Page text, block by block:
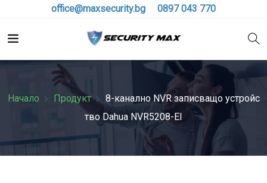
office@maxsecurity.bg 0897 043 770
Начало Продукт
8-канално NVR записващо устройс
тво Dahua NVR5208-EI